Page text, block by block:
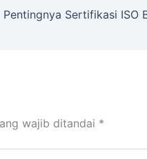
wajib ditandai *